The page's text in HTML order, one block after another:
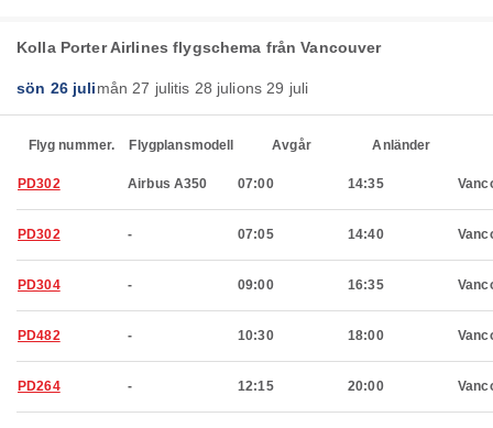
Kolla Porter Airlines flygschema från Vancouver
sön 26 julimån 27 julitis 28 julions 29 juli
Flyg nummer. Flygplansmodell Avgår Anländer
PD302 Airbus A350 07:00 14:35
PD302 - 07:05 14:40
PD304 - 09:00 16:35
PD482 - 10:30 18:00
PD264 - 12:15 20:00